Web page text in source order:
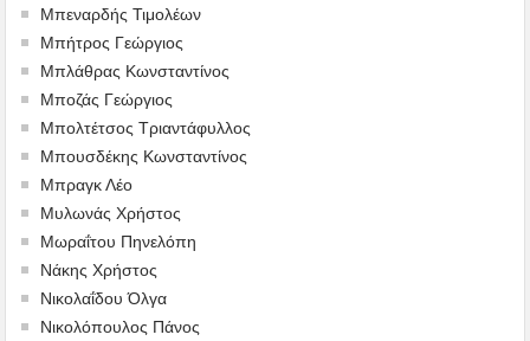
Μπεναρδής Τιμολέων
Μπήτρος Γεώργιος
Μπλάθρας Κωνσταντίνος
Μποζάς Γεώργιος
Μπολτέτσος Τριαντάφυλλος
Μπουσδέκης Κωνσταντίνος
Μπραγκ Λέο
Μυλωνάς Χρήστος
Μωραΐτου Πηνελόπη
Νάκης Χρήστος
Νικολαΐδου Όλγα
Νικολόπουλος Πάνος